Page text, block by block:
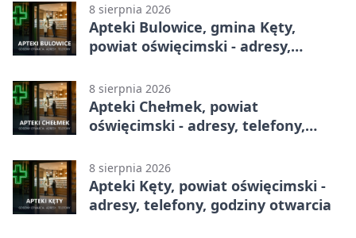
8 sierpnia 2026
Apteki Bulowice, gmina Kęty,
powiat oświęcimski - adresy,
8 sierpnia 2026
Apteki Chełmek, powiat
oświęcimski - adresy, telefony,
8 sierpnia 2026
Apteki Kęty, powiat oświęcimski -
adresy, telefony, godziny otwarcia